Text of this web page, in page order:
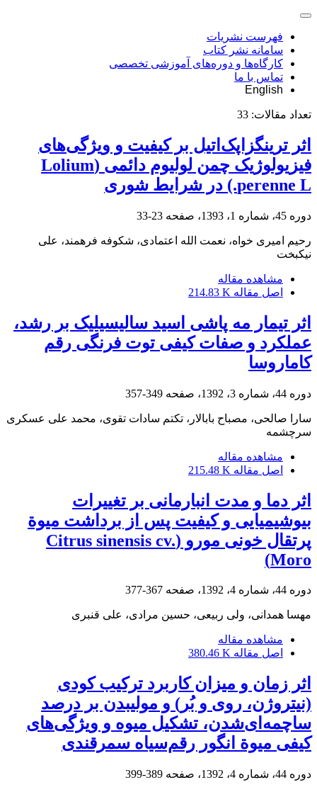
فهرست نشریات
سامانه نشر کتاب
کارگاه‌ها و دوره‌های آموزشی تخصصی
تماس با ما
English
تعداد مقالات: 33
اثر ترینگزاپک‌اتیل بر کیفیت و ویژگی‌های
فیزیولوژیک چمن لولیوم دائمی (Lolium
perenne L.) در شرایط شوری
دوره 45، شماره 1، 1393، صفحه 23-33
رحیم امیری خواه، نعمت الله اعتمادی، شکوفه فرهمند، علی
نیکبخت
مشاهده مقاله
اصل مقاله 214.83 K
اثر تیمار مه پاشی اسید سالیسیلیک بر رشد،
عملکرد و صفات کیفی توت فرنگی رقم
کاماروسا
دوره 44، شماره 3، 1392، صفحه 349-357
سارا صالحی، مصباح بابالار، تکتم سادات تقوی، محمد علی عسکری
سرچشمه
مشاهده مقاله
اصل مقاله 215.48 K
اثر دما و مدت انبارمانی بر تغییرات
بیوشیمیایی و کیفیت پس از برداشت میوة
پرتقال خونی مورو (Citrus sinensis cv.
Moro)
دوره 44، شماره 4، 1392، صفحه 367-377
مهسا همدانی، ولی ربیعی، حسین مرادی، علی قنبری
مشاهده مقاله
اصل مقاله 380.46 K
اثر زمان و میزان کاربرد ترکیب کودی
(نیتروژن، روی و بُر) و مولیبدن بر درصد
ساچمه‌ای‌شدن، تشکیل میوه و ویژگی‌های
کیفی میوة انگور رقم‌سیاه سمرقندی
دوره 44، شماره 4، 1392، صفحه 389-399